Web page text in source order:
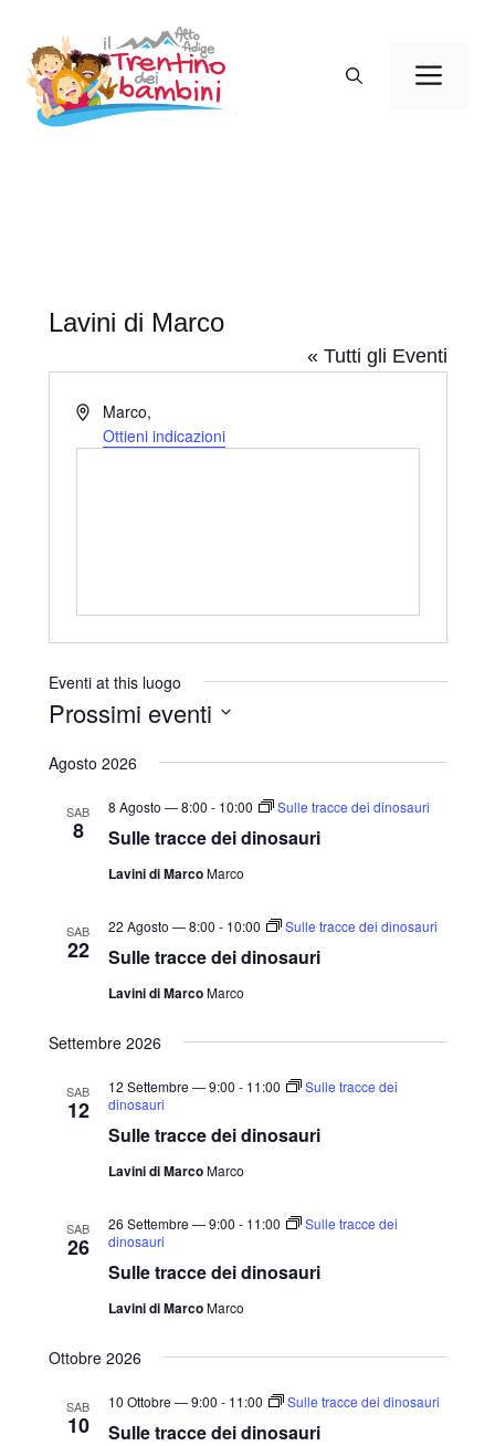
contenuto
Lavini di Marco
« Tutti gli Eventi
I
Marco,
Ottieni indicazioni
Eventi at this luogo
Prossimi eventi
e
a
Agosto 2026
SAB
8 Sulle tracce dei dinosauri
8 Agosto — 8:00 - 10:00 Sulle tracce dei dinosauri
Lavini di MarcoMarco
SAB
22 Sulle tracce dei dinosauri
22 Agosto — 8:00 - 10:00 Sulle tracce dei dinosauri
Lavini di MarcoMarco
Settembre 2026
SAB
12
Sulle tracce dei dinosauri
12 Settembre — 9:00 - 11:00
Sulle tracce dei
dinosauri
Lavini di MarcoMarco
SAB
26
Sulle tracce dei dinosauri
26 Settembre — 9:00 - 11:00
Sulle tracce dei
dinosauri
Lavini di MarcoMarco
Ottobre 2026
SAB
10 Sulle tracce dei dinosauri
10 Ottobre — 9:00 - 11:00 Sulle tracce dei dinosauri